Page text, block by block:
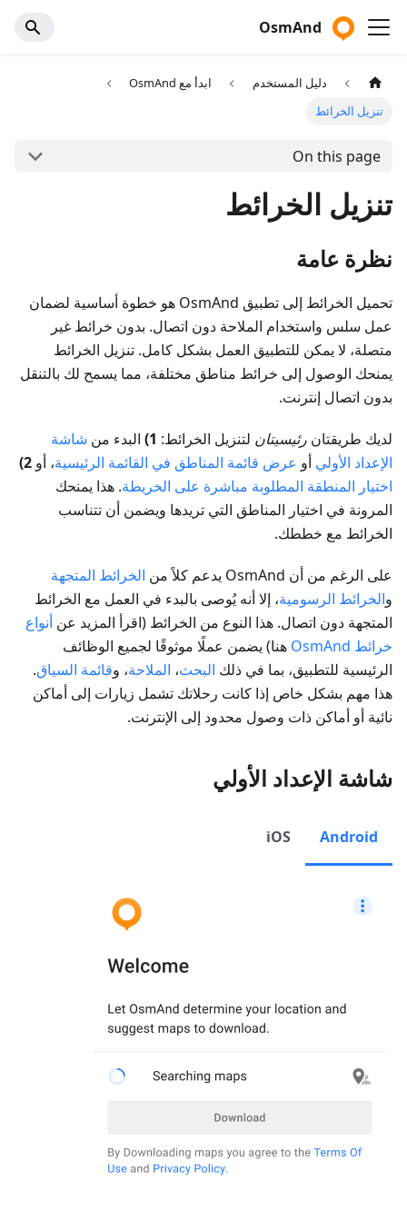
OsmAnd
دليل المستخدم
ابدأ مع OsmAnd
تنزيل الخرائط
On this page
تنزيل الخرائط
نظرة عامة
تحميل الخرائط إلى تطبيق OsmAnd هو خطوة أساسية لضمان
عمل سلس واستخدام الملاحة دون اتصال. بدون خرائط غير
متصلة، لا يمكن للتطبيق العمل بشكل كامل. تنزيل الخرائط
يمنحك الوصول إلى خرائط مناطق مختلفة، مما يسمح لك بالتنقل
بدون اتصال إنترنت.
لديك طريقتان رئيسيتان لتنزيل الخرائط: 1) البدء من شاشة
الإعداد الأولي أو عرض قائمة المناطق في القائمة الرئيسية، أو 2)
اختيار المنطقة المطلوبة مباشرة على الخريطة. هذا يمنحك
المرونة في اختيار المناطق التي تريدها ويضمن أن تتناسب
الخرائط مع خططك.
على الرغم من أن OsmAnd يدعم كلاً من
الخرائط المتجهة
والخرائط الرسومية، إلا أنه يُوصى بالبدء في العمل مع الخرائط
المتجهة دون اتصال. هذا النوع من الخرائط (اقرأ المزيد عن أنواع
خرائط OsmAnd
هنا) يضمن عملًا موثوقًا لجميع الوظائف
الرئيسية للتطبيق، بما في ذلك البحث، الملاحة، وقائمة السياق.
هذا مهم بشكل خاص إذا كانت رحلاتك تشمل زيارات إلى أماكن
نائية أو أماكن ذات وصول محدود إلى الإنترنت.
شاشة الإعداد الأولي
Android
iOS